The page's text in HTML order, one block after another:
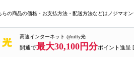
らの商品の価格・お支払方法・配送方法などはノジマオ
高速インターネット @nifty光
開通で最大30,100円分ポイント進呈 [